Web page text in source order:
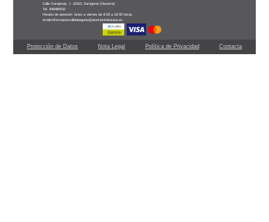
Calle Garajonay, 1 -31621 Sarriguren (Navarra)
Tel. 848480032
Horario de atención: lunes a viernes de 8:00 a 18:00 horas
email:informacionvalledeegues@atenciontributaria.es
Protección de Datos Nota Legal Política de Privacidad Contacta